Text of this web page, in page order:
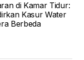
di Kamar Tidur:
Kasur Water
Berbeda